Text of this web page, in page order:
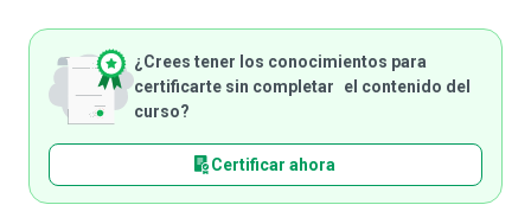
¿Crees tener los conocimientos para
certificarte sin completar el contenido del
curso?
Certificar ahora